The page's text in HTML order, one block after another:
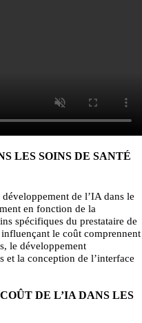
LES SOINS DE SANTÉ
développement de l’IA dans le
en fonction de la
spécifiques du prestataire de
le coût comprennent
le développement
et la conception de l’interface
DE L’IA DANS LES